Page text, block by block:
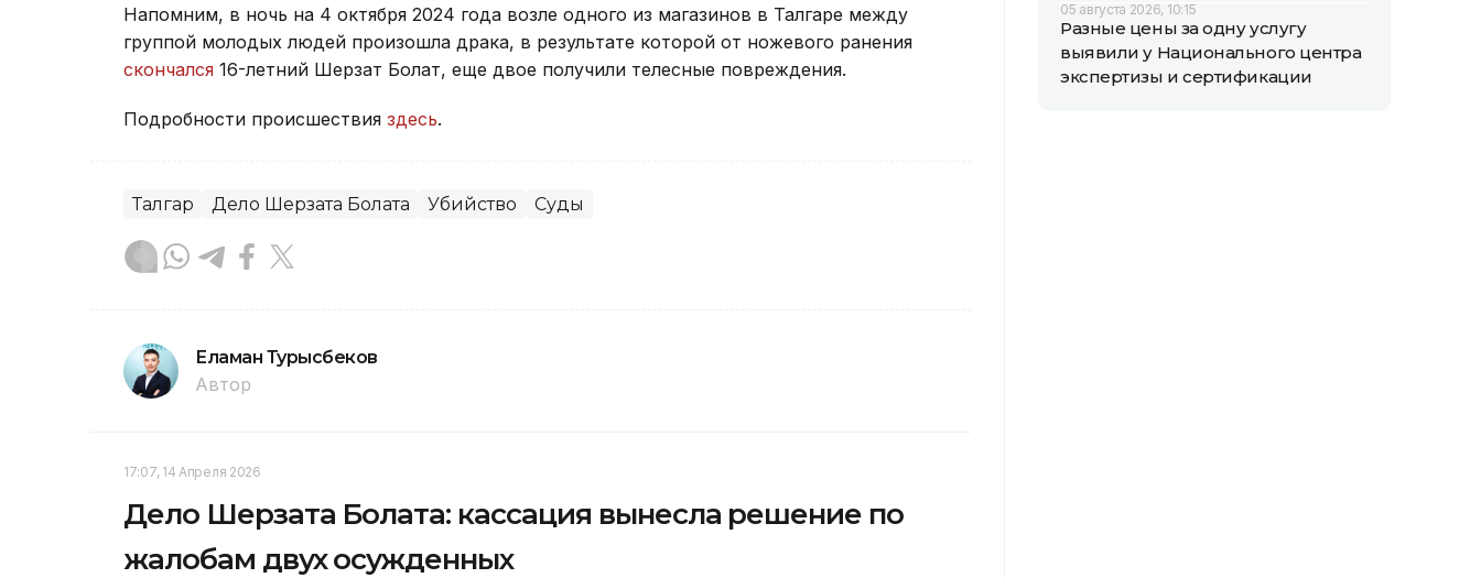
Напомним, в ночь на 4 октября 2024 года возле одного из магазинов в Талгаре между
группой молодых людей произошла драка, в результате которой от ножевого ранения
скончался 16-летний Шерзат Болат, еще двое получили телесные повреждения.
Подробности происшествия здесь.
Талгар Дело Шерзата Болата Убийство Суды
Еламан Турысбеков
Автор
17:07, 14 Апреля 2026
Дело Шерзата Болата: кассация вынесла решение по
жалобам двух осужденных
05 августа 2026, 10:15
Разные цены за одну услугу
выявили у Национального центра
экспертизы и сертификации